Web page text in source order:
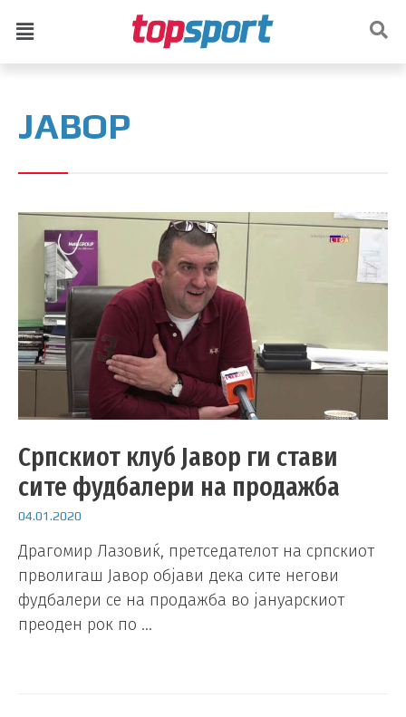
ЈАВОР
Српскиот клуб Јавор ги стави
сите фудбалери на продажба
04.01.2020
Драгомир Лазовиќ, претседателот на српскиот
прволигаш Јавор објави дека сите негови
фудбалери се на продажба во јануарскиот
преоден рок по …